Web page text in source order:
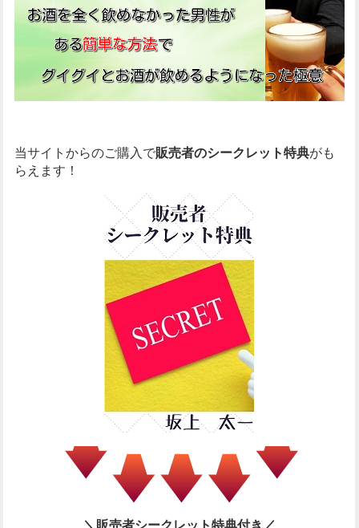
当サイトからのご購入で販売者のシークレット特典がも
らえます！
＼販売者シークレット特典付き／